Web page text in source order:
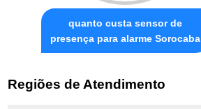
quanto custa sensor de
presença para alarme Sorocaba
Regiões de Atendimento